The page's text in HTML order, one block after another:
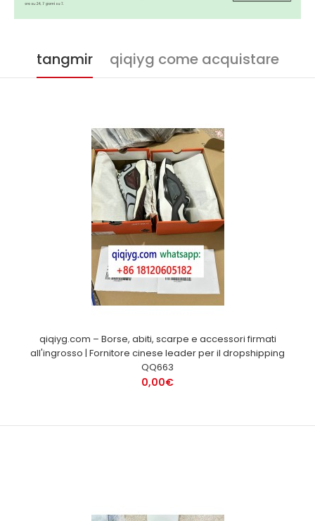
tangmir qiqiyg come acquistare
qiqiyg.com – Borse, abiti, scarpe e accessori firmati
all'ingrosso | Fornitore cinese leader per il dropshipping
QQ663
0,00€